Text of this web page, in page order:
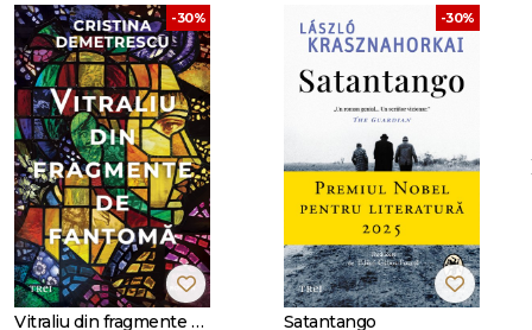
-30%
Vitraliu din fragmente de fantomă
-30%
Satantango